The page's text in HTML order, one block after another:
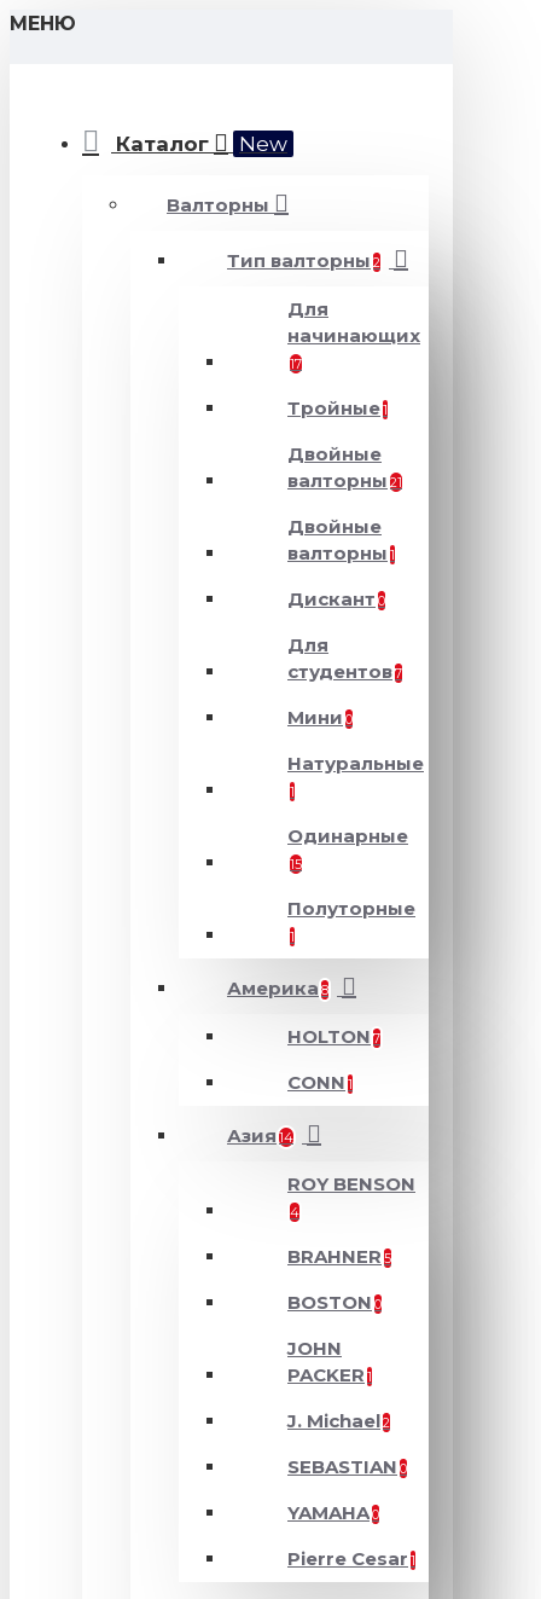
МЕНЮ
Каталог New
Валторны
Тип валторны 2
Для
начинающих
17
Тройные1
Двойные
валторны 21
Двойные
валторны 1
Дискант 0
Для
студентов7
Мини 0
Натуральные
1
Одинарные
15
Полуторные
1
Америка 8
HOLTON 7
CONN 1
Азия 14
ROY BENSON
4
BRAHNER 5
BOSTON 0
JOHN
PACKER 1
J. Michael2
SEBASTIAN 0
YAMAHA0
Pierre Cesar 1